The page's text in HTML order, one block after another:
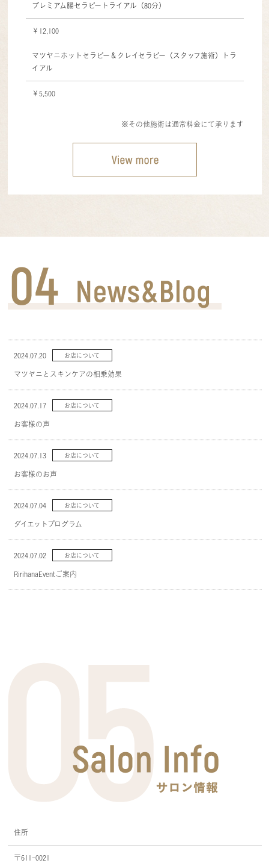
プレミアム腸セラピートライアル（80分）
￥12,100
マツヤニホットセラピー＆クレイセラピー（スタッフ施術）トラ
イアル
￥5,500
※その他施術は通常料金にて承ります
2024.07.20 お店について
マツヤニとスキンケアの相乗効果
2024.07.17 お店について
お客様の声
2024.07.13 お店について
お客様のお声
2024.07.04 お店について
ダイエットプログラム
2024.07.02 お店について
RirihanaEventご案内
住所
〒611-0021